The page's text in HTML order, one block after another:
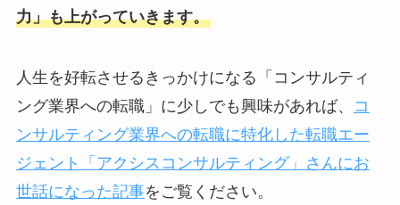
力」も上がっていきます。
人生を好転させるきっかけになる「コンサルティ
ング業界への転職」に少しでも興味があれば、
コ
ンサルティング業界への転職に特化した転職エー
ジェント「アクシスコンサルティング」さんにお
世話になった記事をご覧ください。